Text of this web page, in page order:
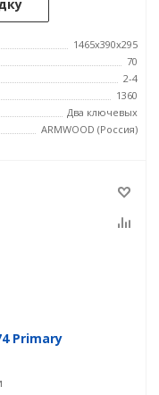
1465х390х295
70
2-4
1360
Два ключевых
ARMWOOD (Россия)
Primary